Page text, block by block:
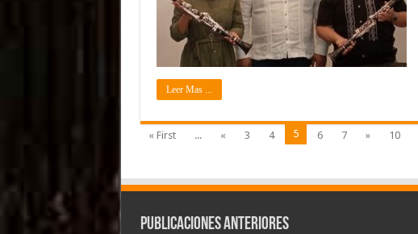
Leer Mas ...
« First ... « 3 4 5 6 7 » 10
Publicaciones Anteriores